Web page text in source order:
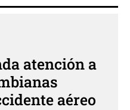
atención a
aéreo